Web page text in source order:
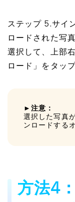
ステップ 5.サイ
ロードされた写
選択して、上部
ロード」をタッ
►注意：
選択した写真
ンロードする
方法4